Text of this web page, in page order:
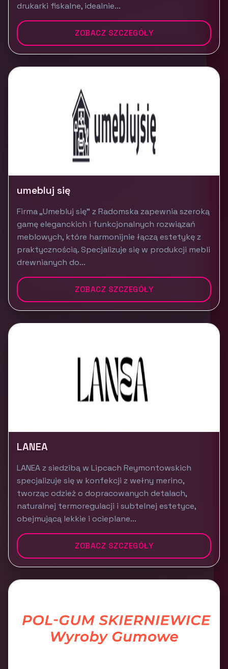
drukarki fiskalne, idealnie...
ZOBACZ SZCZEGÓŁY
umebluj się
Firma „Umebluj się” z Radomska zapewnia szeroką
gamę eleganckich i funkcjonalnych rozwiązań
meblowych, które harmonijnie łączą estetykę z
praktycznością. Specjalizuje się w produkcji mebli
drewnianych do...
ZOBACZ SZCZEGÓŁY
LANEA
LANEA z siedzibą w Lipcach Reymontowskich
specjalizuje się w konfekcji z wełny merino,
tworząc odzież o dopracowanych detalach,
naturalnej termoregulacji i subtelnej estetyce,
obejmującą lekkie i ocieplane...
ZOBACZ SZCZEGÓŁY